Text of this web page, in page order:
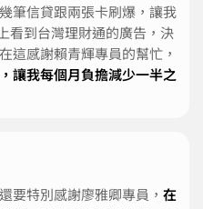
筆信貸跟兩張卡刷爆，讓我
看到台灣理財通的廣告，決
這感謝賴青輝專員的幫忙，
讓我每個月負擔減少一半之
要特別感謝廖雅卿專員， 在